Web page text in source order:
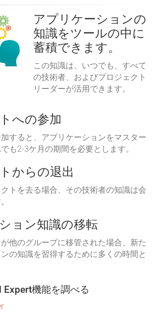
アプリケーションの
知識をツールの中に
蓄積できます。
この知識は、いつでも、すべて
の技術者、およびプロジェクト
リーダーが活用できます。
への参加
すると、アプリケーションをマスター
も2-3ケ月の期間を必要とします。
からの退出
トを去る場合、その技術者の知識は会
ョン知識の移転
他のグループに移管された場合、新た
の知識を習得するために多くの時間と
機能を調べる